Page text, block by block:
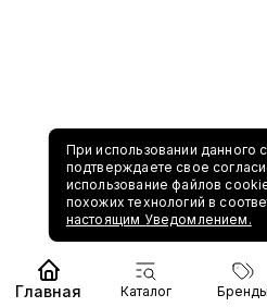
При использовании данного
подтверждаете свое
использование файлов
похожих технологий в
настоящим Уведомлением.
Главная Каталог Бренды